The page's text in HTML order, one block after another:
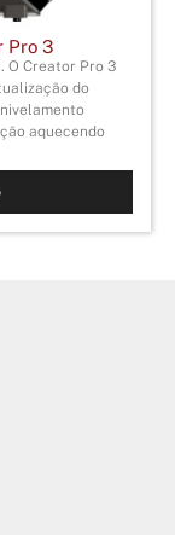
Pro 3
O Creator Pro 3
do
aquecendo